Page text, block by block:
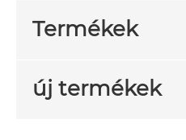
Termékek
új termékek